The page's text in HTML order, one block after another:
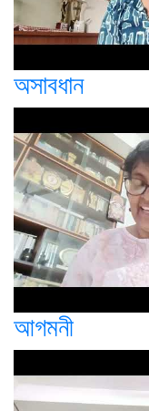
অসাবধান
আগমনী